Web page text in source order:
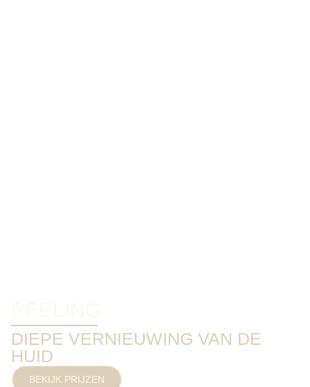
DIEPE VERNIEUWING VAN DE
HUID
BEKIJK PRIJZEN